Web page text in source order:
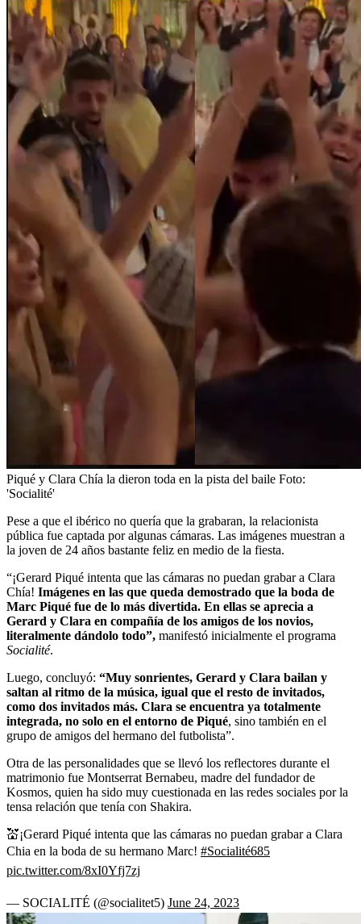
Piqué y Clara Chía la dieron toda en la pista del baile Foto:
'Socialité'
Pese a que el ibérico no quería que la grabaran, la relacionista
pública fue captada por algunas cámaras. Las imágenes muestran a
la joven de 24 años bastante feliz en medio de la fiesta.
“¡Gerard Piqué intenta que las cámaras no puedan grabar a Clara
Chía! Imágenes en las que queda demostrado que la boda de
Marc Piqué fue de lo más divertida. En ellas se aprecia a
Gerard y Clara en compañía de los amigos de los novios,
literalmente dándolo todo”, manifestó inicialmente el programa
Socialité.
Luego, concluyó: “Muy sonrientes, Gerard y Clara bailan y
saltan al ritmo de la música, igual que el resto de invitados,
como dos invitados más. Clara se encuentra ya totalmente
integrada, no solo en el entorno de Piqué, sino también en el
grupo de amigos del hermano del futbolista”.
Otra de las personalidades que se llevó los reflectores durante el
matrimonio fue Montserrat Bernabeu, madre del fundador de
Kosmos, quien ha sido muy cuestionada en las redes sociales por la
tensa relación que tenía con Shakira.
💒¡Gerard Piqué intenta que las cámaras no puedan grabar a Clara
Chia en la boda de su hermano Marc! #Socialité685
pic.twitter.com/8xI0Yfj7zj
— SOCIALITÉ (@socialitet5) June 24, 2023